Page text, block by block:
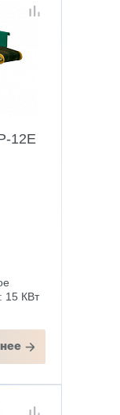
12E
15 КВт